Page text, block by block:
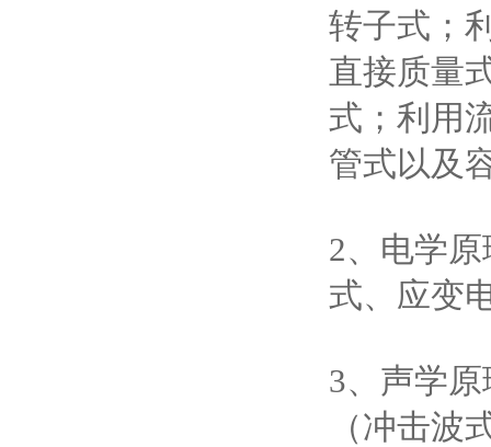
转子式；
直接质量
式；利用
管式以及
2、电学
式、应变
3、声学
（冲击波